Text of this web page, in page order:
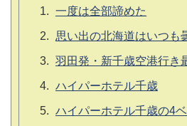
一度は全部諦めた
思い出の北海道はいつも
羽田発・新千歳空港行き
ハイパーホテル千歳
ハイパーホテル千歳の4